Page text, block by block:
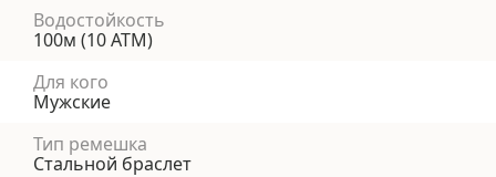
Водостойкость
100м (10 АТМ)
Для кого
Мужские
Тип ремешка
Стальной браслет